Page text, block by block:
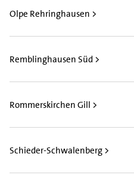
Olpe Rehringhausen >
Remblinghausen Süd >
Rommerskirchen Gill >
Schieder-Schwalenberg >